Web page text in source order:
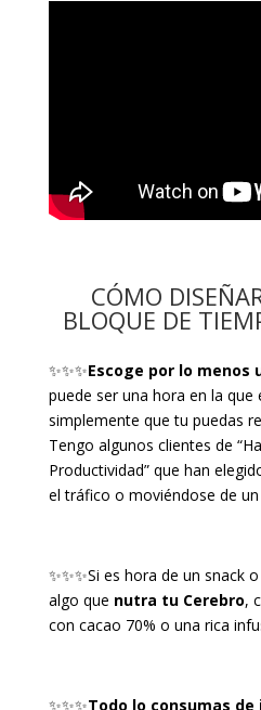
CÓMO
BLOQUE DE
✨✨✨Escoge por lo menos
puede ser una hora en la que
simplemente que tu puedas
Tengo algunos clientes de
Productividad” que han
el tráfico o moviéndose de
✨✨✨Si es hora de un snack
algo que nutra tu Cerebro,
con cacao 70% o una rica
✨✨✨Todo lo consumas